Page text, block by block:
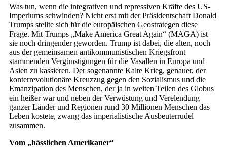
Was tun, wenn die integrativen und repressiven Kräfte des US-
Imperiums schwinden? Nicht erst mit der Präsidentschaft Donald
Trumps stellte sich für die europäischen Geostrategen diese
Frage. Mit Trumps „Make America Great Again“ (MAGA) ist
sie noch dringender geworden. Trump ist dabei, die alten, noch
aus der gemeinsamen antikommunistischen Kriegsfront
stammenden Vergünstigungen für die Vasallen in Europa und
Asien zu kassieren. Der sogenannte Kalte Krieg, genauer, der
konterrevolutionäre Kreuzzug gegen den Sozialismus und die
Emanzipation des Menschen, der ja in weiten Teilen des Globus
ein heißer war und neben der Verwüstung und Verelendung
ganzer Länder und Regionen rund 30 Millionen Menschen das
Leben kostete, zwang das imperialistische Ausbeuterrudel
zusammen.
Vom „hässlichen Amerikaner“